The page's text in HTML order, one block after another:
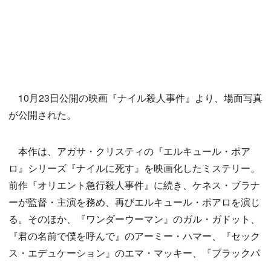
10月23日公開の映画『ナイル殺人事件』より、場面写真
が公開された。
本作は、アガサ・クリスティの『エルキュール・ポア
ロ』シリーズ『ナイルに死す』を映画化したミステリー。
前作『オリエント急行殺人事件』に続き、ケネス・ブラナ
ーが監督・主演を務め、再びエルキュール・ポアロを演じ
る。そのほか、『ワンダーウーマン』のガル・ガドット、
『君の名前で僕を呼んで』のアーミー・ハマー、『セック
ス・エデュケーション』のエマ・マッキー、『ブラックパ